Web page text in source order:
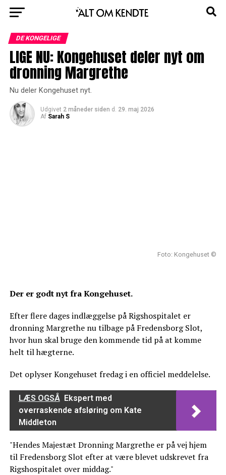
DE KONGELIGE
LIGE NU: Kongehuset deler nyt om
dronning Margrethe
Nu deler Kongehuset nyt.
Udgivet 2 måneder siden d. 29. maj 2026
Af Sarah S
Foto: Kongehuset ©
Der er godt nyt fra Kongehuset.
Efter flere dages indlæggelse på Rigshospitalet er
dronning Margrethe nu tilbage på Fredensborg Slot,
hvor hun skal bruge den kommende tid på at komme
helt til hægterne.
Det oplyser Kongehuset fredag i en officiel meddelelse.
LÆS OGSÅ Ekspert med
overraskende afsløring om Kate
Middleton
"Hendes Majestæt Dronning Margrethe er på vej hjem
til Fredensborg Slot efter at være blevet udskrevet fra
Rigshospitalet over middag."